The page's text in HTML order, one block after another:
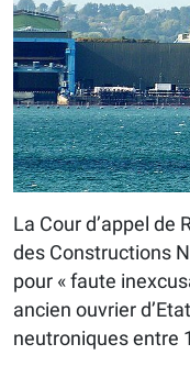
La Cour d’appel de
des Constructions
pour « faute
ancien ouvrier
neutroniques entre